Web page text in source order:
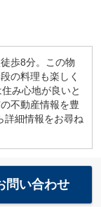
歩8分。この物
の料理も楽しく
み心地が良いと
不動産情報を豊
詳細情報をお尋ね
問い合わせ